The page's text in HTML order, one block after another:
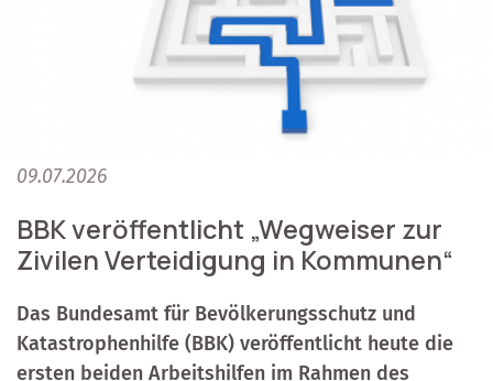
09.07.2026
BBK veröffentlicht „Wegweiser zur
Zivilen Verteidigung in Kommunen“
Das Bundesamt für Bevölkerungsschutz und
Katastrophenhilfe (BBK) veröffentlicht heute die
ersten beiden Arbeitshilfen im Rahmen des